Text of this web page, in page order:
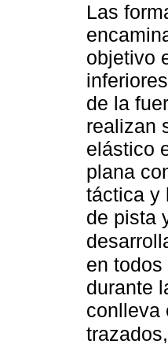
Las
objetivo
de la
realizan
elástico
plana
táctica y
de pista
en
durante
conlleva